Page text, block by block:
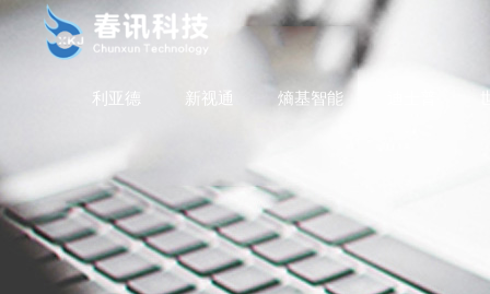
利亚德 新视通 熵基智能